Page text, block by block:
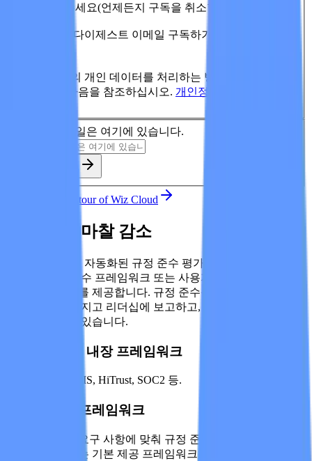
계속 받아주세요(언제든지 구독을 취소할 수 있음)
Wiz 블로그 다이제스트 이메일 구독하기
Wiz가 귀하의 개인 데이터를 처리하는 방법에 대한 자세
한 내용은 다음을 참조하십시오. 개인정보처리방침
업무용 이메일은 여기에 있습니다.
Take the guided tour of Wiz Cloud
규정 준수 마찰 감소
Wiz는 지속적인 자동화된 규정 준수 평가를 가능하게 하고, 업
계 표준 규정 준수 프레임워크 또는 사용자 지정 프레임워크에
서 포스처 점수를 제공합니다. 규정 준수를 신속하게 평가하
고, 자신감을 가지고 리더십에 보고하고, 팀을 가장 중요한 것
에 집중시킬 수 있습니다.
100개 이상의 내장 프레임워크
NIST, HIPAA, CIS, HiTrust, SOC2 등.
사용자 정의 프레임워크
조직의 고유한 요구 사항에 맞춰 규정 준수 태세를 맞추기 위
해 처음부터 또는 기본 제공 프레임워크를 복제하여 맞춤형 프